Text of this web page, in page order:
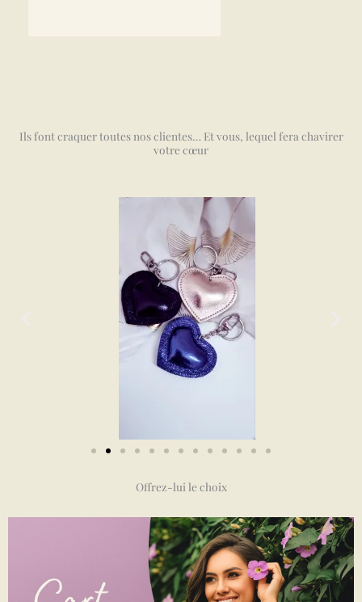
Ils font craquer toutes nos clientes… Et vous, lequel fera chavirer
votre cœur
Offrez-lui le choix